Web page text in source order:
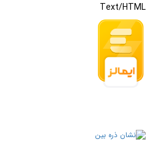
Text/HTML